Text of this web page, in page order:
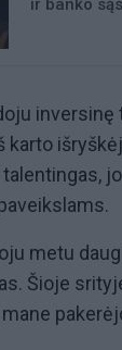
ir banko
metu
Šioje